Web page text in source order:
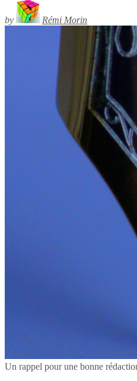
by Rémi Morin
Un rappel pour une bonne